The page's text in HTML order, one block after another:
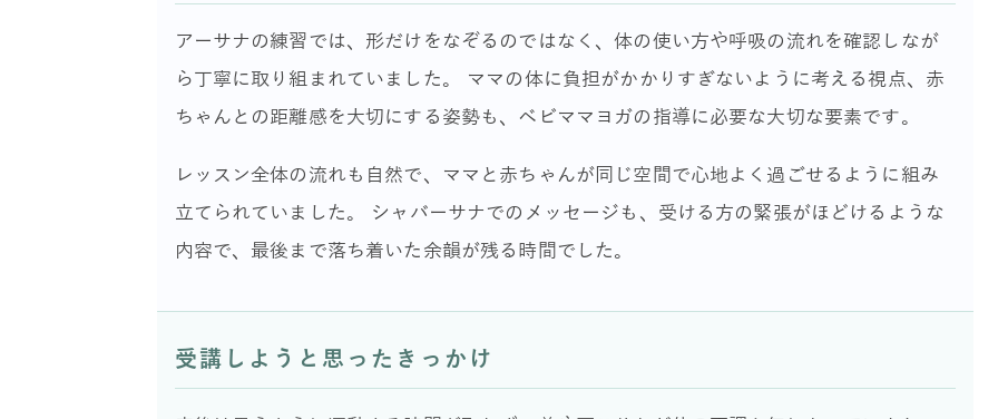
アーサナの練習では、形だけをなぞるのではなく、体の使い方や呼吸の流れを確認しなが
ら丁寧に取り組まれていました。 ママの体に負担がかかりすぎないように考える視点、赤
ちゃんとの距離感を大切にする姿勢も、ベビママヨガの指導に必要な大切な要素です。
レッスン全体の流れも自然で、ママと赤ちゃんが同じ空間で心地よく過ごせるように組み
立てられていました。 シャバーサナでのメッセージも、受ける方の緊張がほどけるような
内容で、最後まで落ち着いた余韻が残る時間でした。
受講しようと思ったきっかけ